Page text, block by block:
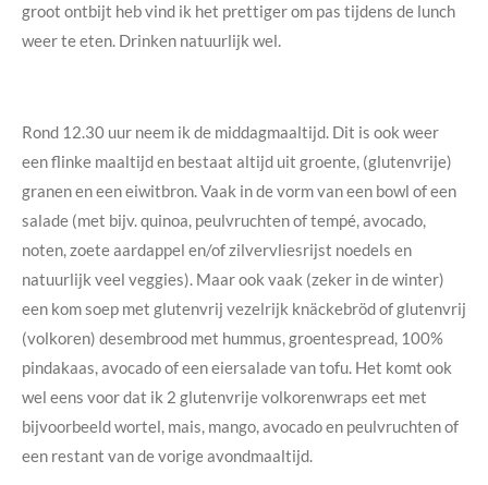
groot ontbijt heb vind ik het prettiger om pas tijdens de lunch
weer te eten. Drinken natuurlijk wel.
Rond 12.30 uur neem ik de middagmaaltijd. Dit is ook weer
een flinke maaltijd en bestaat altijd uit groente, (glutenvrije)
granen en een eiwitbron. Vaak in de vorm van een bowl of een
salade (met bijv. quinoa, peulvruchten of tempé, avocado,
noten, zoete aardappel en/of zilvervliesrijst noedels en
natuurlijk veel veggies). Maar ook vaak (zeker in de winter)
een kom soep met glutenvrij vezelrijk knäckebröd of glutenvrij
(volkoren) desembrood met hummus, groentespread, 100%
pindakaas, avocado of een eiersalade van tofu. Het komt ook
wel eens voor dat ik 2 glutenvrije volkorenwraps eet met
bijvoorbeeld wortel, mais, mango, avocado en peulvruchten of
een restant van de vorige avondmaaltijd.